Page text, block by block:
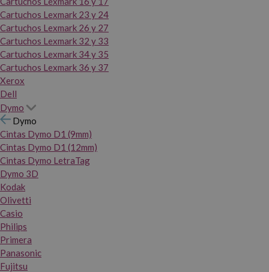
Cartuchos Lexmark 23 y 24
Cartuchos Lexmark 26 y 27
Cartuchos Lexmark 32 y 33
Cartuchos Lexmark 34 y 35
Cartuchos Lexmark 36 y 37
Xerox
Dell
Dymo
Dymo
Cintas Dymo D1 (9mm)
Cintas Dymo D1 (12mm)
Cintas Dymo LetraTag
Dymo 3D
Kodak
Olivetti
Casio
Philips
Primera
Panasonic
Fujitsu